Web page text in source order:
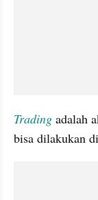
Trading adalah
bisa dilakukan